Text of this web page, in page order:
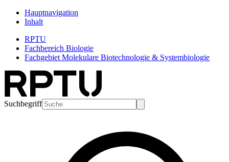
Hauptnavigation
Inhalt
RPTU
Fachbereich Biologie
Fachgebiet Molekulare Biotechnologie & Systembiologie
Suchbegriff